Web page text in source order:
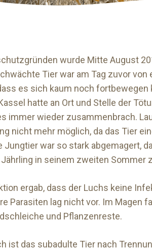
wurde Mitte August
Tier war am Tag zuvor
es sich kaum noch
hatte an Ort und Stelle der
immer wieder zusammenbrach.
nicht mehr möglich, da das Tier
Jungtier war so stark abgemagert,
in seinem zweiten Sommer
ergab, dass der Luchs keine
Parasiten lag nicht vor. Im Magen
und Pflanzenreste.
ist das subadulte Tier nach